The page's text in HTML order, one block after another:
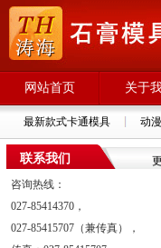
网站首页 关于
最新款式卡通模具 动
联系我们
咨询热线：
027-85414370，
027-85415707（兼传真），